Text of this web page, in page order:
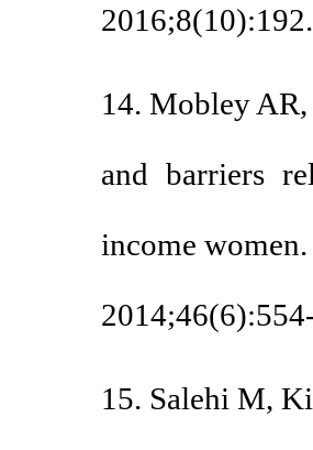
14. Mobley
and barriers
income
15. Salehi M,